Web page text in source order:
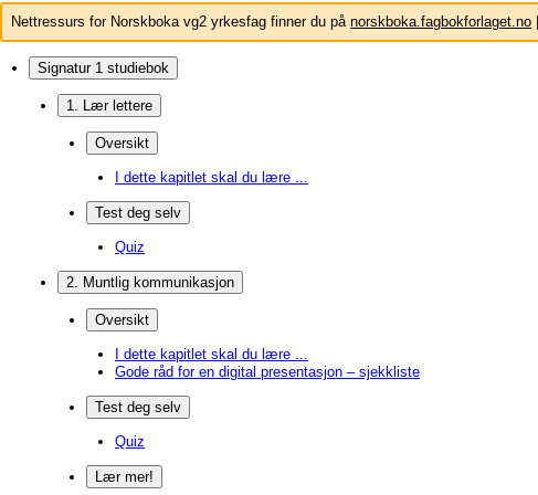
Nettressurs for Norskboka vg2 yrkesfag finner du på norskboka.fagbokforlaget.no
Signatur 1 studiebok
1. Lær lettere
Oversikt
I dette kapitlet skal du lære ...
Test deg selv
Quiz
2. Muntlig kommunikasjon
Oversikt
I dette kapitlet skal du lære ...
Gode råd for en digital presentasjon – sjekkliste
Test deg selv
Quiz
Lær mer!